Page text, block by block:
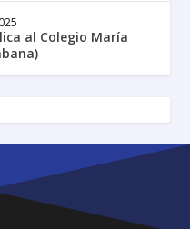
al Colegio María